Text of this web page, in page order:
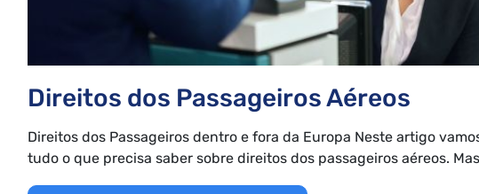
Direitos dos Passageiros Aéreos
Direitos dos Passageiros dentro e fora da Europa Neste artigo
tudo o que precisa saber sobre direitos dos passageiros aéreos.